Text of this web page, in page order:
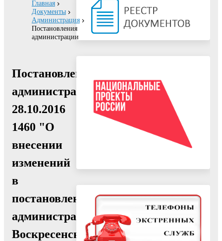
Главная
Документы
Администрация
Постановления
администрации
Постановление
администрации
28.10.2016
1460 "О
внесении
изменений
в
постановление
администрации
Воскресенского